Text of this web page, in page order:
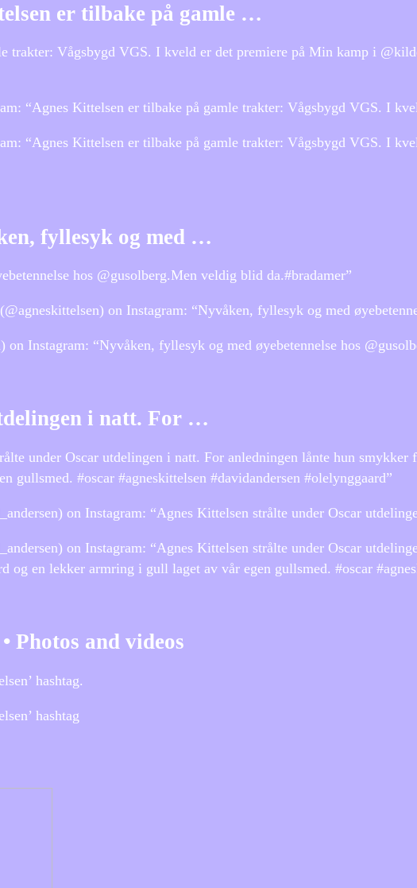
er tilbake på gamle …
trakter: Vågsbygd VGS. I kveld er det premiere på Min kamp i
“Agnes Kittelsen er tilbake på gamle trakter: Vågsbygd VGS. I
“Agnes Kittelsen er tilbake på gamle trakter: Vågsbygd VGS. I
fyllesyk og med …
hos @gusolberg.Men veldig blid da.#bradamer”
on Instagram: “Nyvåken, fyllesyk og med
Instagram: “Nyvåken, fyllesyk og med øyebetennelse hos
i natt. For …
under Oscar utdelingen i natt. For anledningen lånte hun
#oscar #agneskittelsen #davidandersen #olelynggaard”
on Instagram: “Agnes Kittelsen strålte under Oscar
on Instagram: “Agnes Kittelsen strålte under Oscar
en lekker armring i gull laget av vår egen gullsmed. #oscar
Photos and videos
hashtag.
hashtag